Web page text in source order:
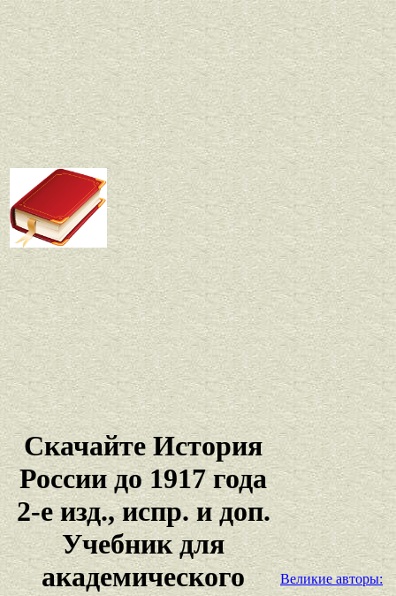
Скачайте История
России до 1917 года
2-е изд., испр. и доп.
Учебник для
академического
Великие авторы: